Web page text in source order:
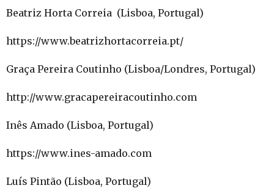
Beatriz Horta Correia (Lisboa, Portugal)
https://www.beatrizhortacorreia.pt/
Graça Pereira Coutinho (Lisboa/Londres, Portugal)
http://www.gracapereiracoutinho.com
Inês Amado (Lisboa, Portugal)
https://www.ines-amado.com
Luís Pintão (Lisboa, Portugal)